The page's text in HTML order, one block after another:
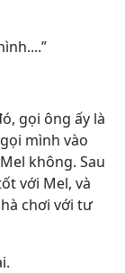
gọi ông ấy là
mình vào
không. Sau
với Mel, và
chơi với tư